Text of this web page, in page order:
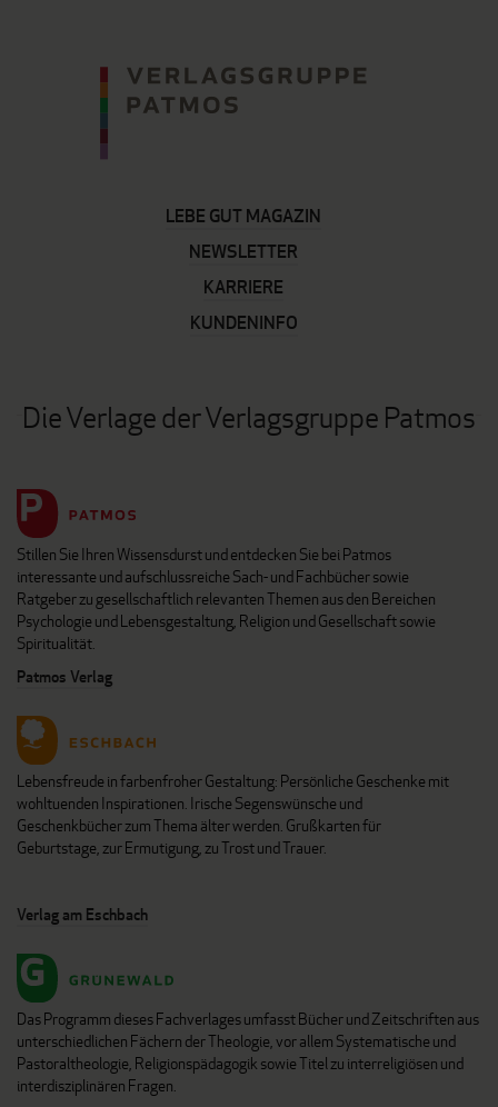
LEBE GUT MAGAZIN
NEWSLETTER
KARRIERE
KUNDENINFO
Die Verlage der Verlagsgruppe Patmos
Stillen Sie Ihren Wissensdurst und entdecken Sie bei Patmos
interessante und aufschlussreiche Sach- und Fachbücher sowie
Ratgeber zu gesellschaftlich relevanten Themen aus den Bereichen
Psychologie und Lebensgestaltung, Religion und Gesellschaft sowie
Spiritualität.
Patmos Verlag
Lebensfreude in farbenfroher Gestaltung: Persönliche Geschenke mit
wohltuenden Inspirationen. Irische Segenswünsche und
Geschenkbücher zum Thema älter werden. Grußkarten für
Geburtstage, zur Ermutigung, zu Trost und Trauer.
Verlag am Eschbach
Das Programm dieses Fachverlages umfasst Bücher und Zeitschriften aus
unterschiedlichen Fächern der Theologie, vor allem Systematische und
Pastoraltheologie, Religionspädagogik sowie Titel zu interreligiösen und
interdisziplinären Fragen.